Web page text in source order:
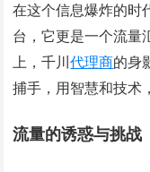
在这个信息爆炸的时
台，它更是一个流量
上，千川代理商的身
捕手，用智慧和技术
流量的诱惑与挑战